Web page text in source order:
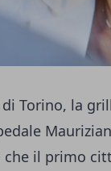
Torino, la
il primo